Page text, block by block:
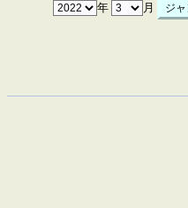
年 月